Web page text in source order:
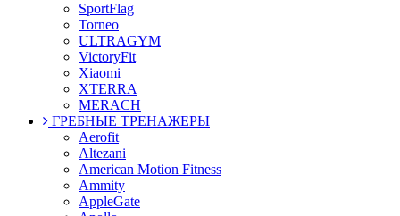
SportFlag
Torneo
ULTRAGYM
VictoryFit
Xiaomi
XTERRA
MERACH
ГРЕБНЫЕ ТРЕНАЖЕРЫ
Aerofit
Altezani
American Motion Fitness
Ammity
AppleGate